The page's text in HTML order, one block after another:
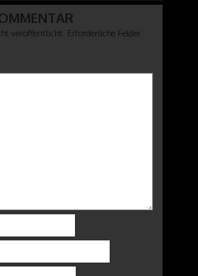
veröffentlicht. Erforderliche Felder